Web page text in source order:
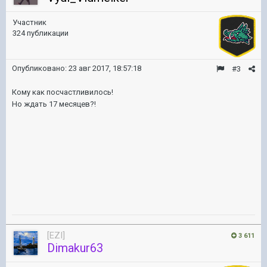
Участник
324 публикации
#3
Опубликовано: 23 авг 2017, 18:57:18
Кому как посчастливилось!
Но ждать 17 месяцев?!
3 611
[EZI]
Dimakur63